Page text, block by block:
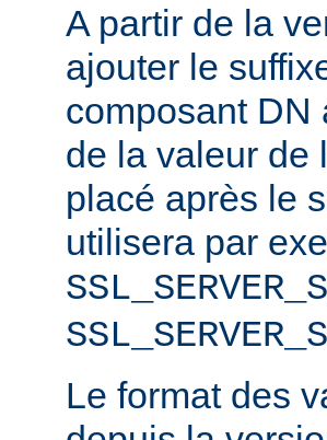
A partir de la
ajouter le
composant DN
de la valeur de
placé après le
utilisera par
Le format des